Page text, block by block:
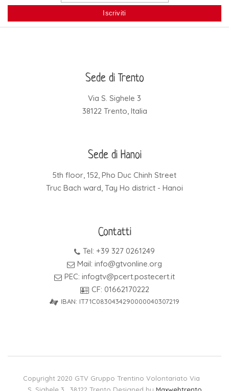
Sede di Trento
Via S. Sighele 3
38122 Trento, Italia
Sede di Hanoi
5th floor, 152, Pho Duc Chinh Street
Truc Bach ward, Tay Ho district - Hanoi
Contatti
Tel: +39 327 0261249
Mail: info@gtvonline.org
PEC: infogtv@pcert.postecert.it
CF: 01662170222
IBAN: IT71C0830434290000040307219
Copyright 2020 GTV Gruppo Trentino Volontariato Via
S. Sighele 3, 38122 Trento Designed by Maxwebtrento